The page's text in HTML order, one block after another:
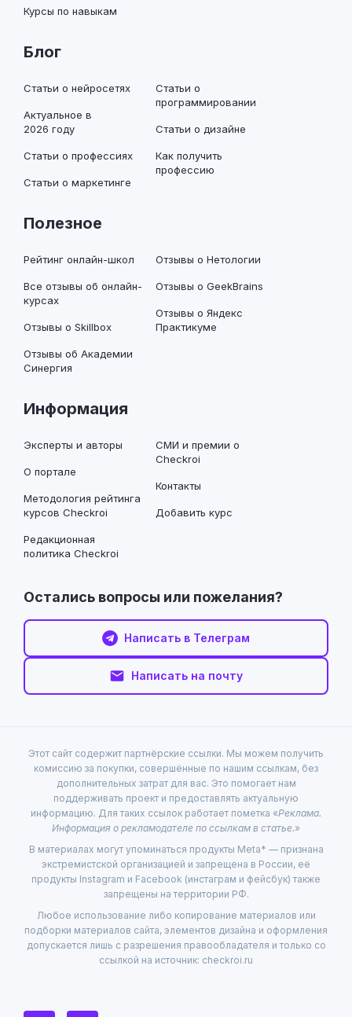
Курсы по навыкам
Блог
Статьи о нейросетях
Актуальное в
2026 году
Статьи о профессиях
Статьи о маркетинге
Статьи о
программировании
Статьи о дизайне
Как получить
профессию
Полезное
Рейтинг онлайн-школ
Все отзывы об онлайн-
курсах
Отзывы о Skillbox
Отзывы об Академии
Синергия
Отзывы о Нетологии
Отзывы о GeekBrains
Отзывы о Яндекс
Практикуме
Информация
Эксперты и авторы
О портале
Методология рейтинга
курсов Checkroi
Редакционная
политика Checkroi
СМИ и премии о
Checkroi
Контакты
Добавить курс
Остались вопросы или пожелания?
Написать в Телеграм
Написать на почту
Этот сайт содержит партнёрские ссылки. Мы можем получить
комиссию за покупки, совершённые по нашим ссылкам, без
дополнительных затрат для вас. Это помогает нам
поддерживать проект и предоставлять актуальную
информацию. Для таких ссылок работает пометка «Реклама.
Информация о рекламодателе по ссылкам в статье.»
В материалах могут упоминаться продукты Meta* — признана
экстремистской организацией и запрещена в России, её
продукты Instagram и Facebook (инстаграм и фейсбук) также
запрещены на территории РФ.
Любое использование либо копирование материалов или
подборки материалов сайта, элементов дизайна и оформления
допускается лишь с разрешения правообладателя и только со
ссылкой на источник: checkroi.ru